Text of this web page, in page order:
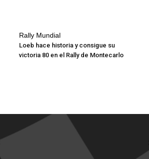
Rally Mundial
Loeb hace historia y consigue su
victoria 80 en el Rally de Montecarlo